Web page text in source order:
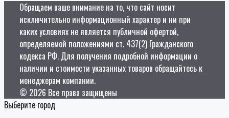
Обращаем ваше внимание на то, что сайт носит
исключительно информационный характер и ни при
каких условиях не является публичной офертой,
определяемой положениями ст. 437(2) Гражданского
кодекса РФ. Для получения подробной информации о
наличии и стоимости указанных товаров обращайтесь к
менеджерам компании.
© 2026 Все права защищены
Выберите город